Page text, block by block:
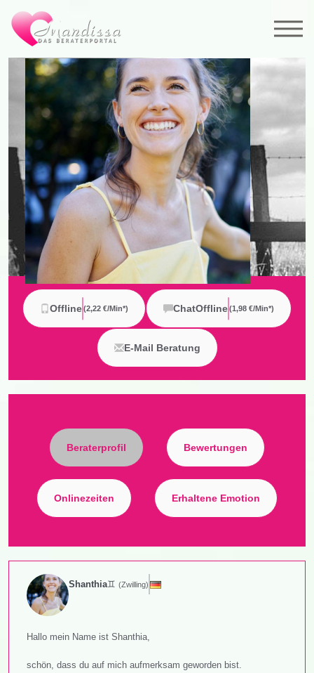
Offline(2,22 €/min*) ChatOffline(1,98 €/min*)
E-Mail Beratung
Beraterprofil Bewertungen
Onlinezeiten Erhaltene Emotion
Shanthia♊ (Zwilling)
Hallo mein Name ist Shanthia,
schön, dass du auf mich aufmerksam geworden bist.